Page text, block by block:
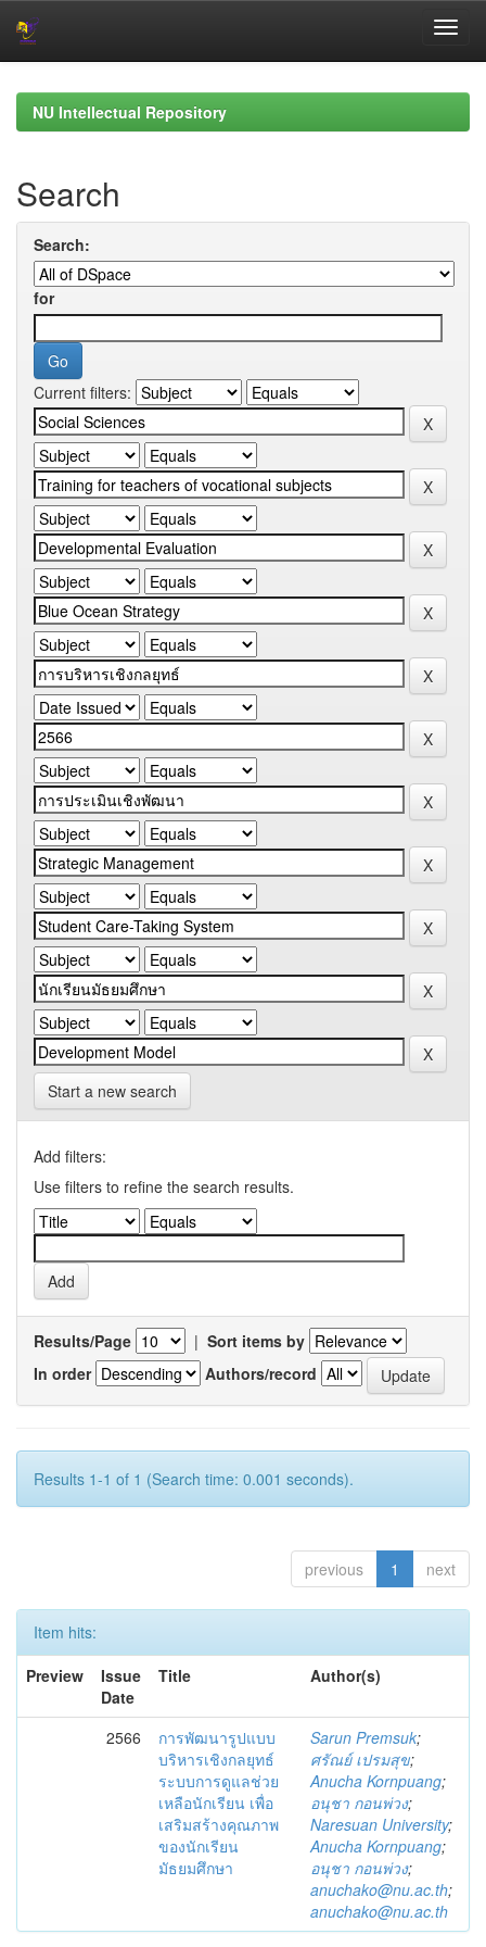
navigationNU Intellectual Repository
Search
Search:
for
Current filters:
Start a new search
Add filters:
Use filters to refine the search results.
Results/Page | Sort items by
In order
Authors/record
Results 1-1 of 1 (Search time: 0.001 seconds).
previous 1 next
Item hits:
Preview
Issue
Date
Title Author(s)
2566
การพัฒนารูปแบบ
บริหารเชิงกลยุทธ์
ระบบการดูแลช่วย
เหลือนักเรียน เพื่อ
เสริมสร้างคุณภาพ
ของนักเรียน
มัธยมศึกษา
Sarun Premsuk;
ศรัณย์ เปรมสุข;
Anucha Kornpuang;
อนุชา กอนพ่วง;
Naresuan University;
Anucha Kornpuang;
อนุชา กอนพ่วง;
anuchako@nu.ac.th;
anuchako@nu.ac.th